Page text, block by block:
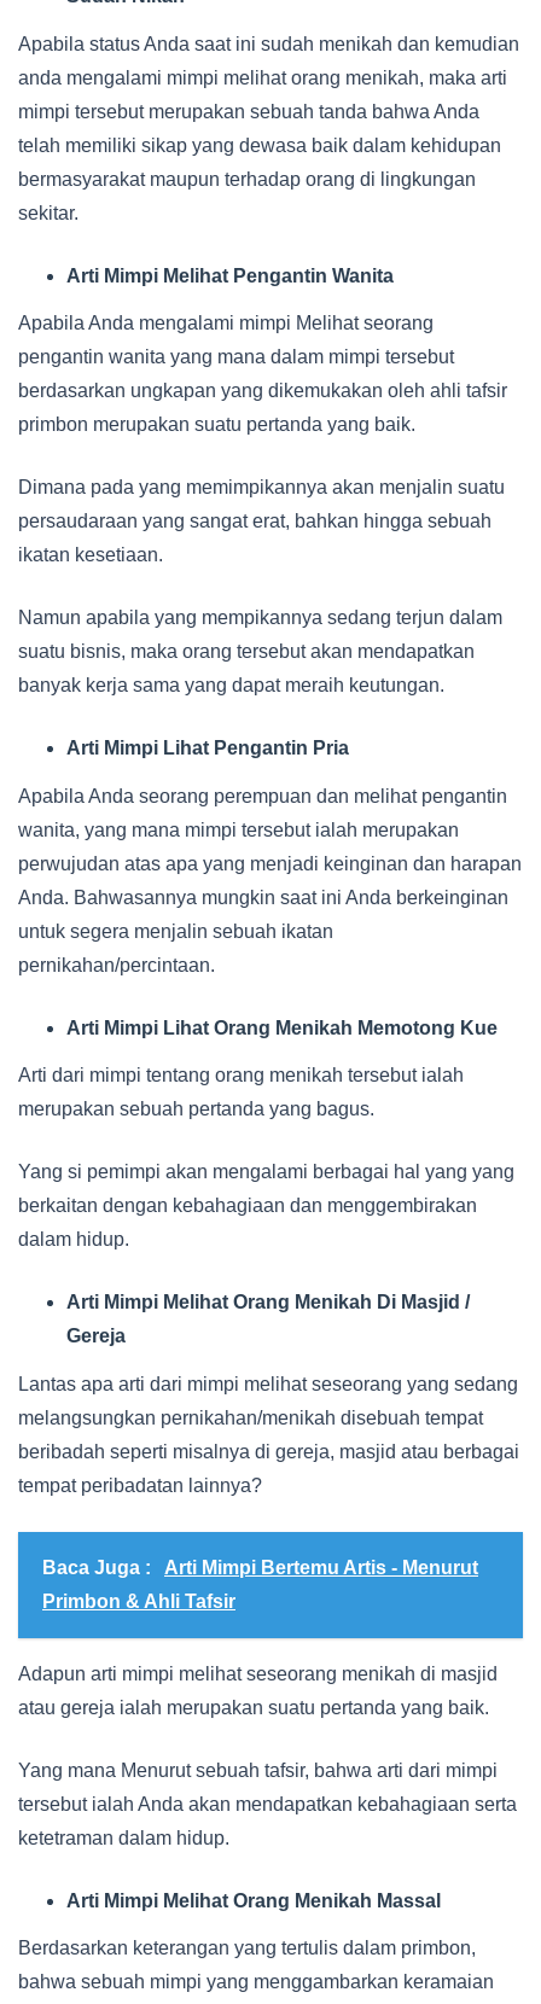
Apabila status Anda saat ini sudah menikah dan kemudian
anda mengalami mimpi melihat orang menikah, maka arti
mimpi tersebut merupakan sebuah tanda bahwa Anda
telah memiliki sikap yang dewasa baik dalam kehidupan
bermasyarakat maupun terhadap orang di lingkungan
sekitar.
Arti Mimpi Melihat Pengantin Wanita
Apabila Anda mengalami mimpi Melihat seorang
pengantin wanita yang mana dalam mimpi tersebut
berdasarkan ungkapan yang dikemukakan oleh ahli tafsir
primbon merupakan suatu pertanda yang baik.
Dimana pada yang memimpikannya akan menjalin suatu
persaudaraan yang sangat erat, bahkan hingga sebuah
ikatan kesetiaan.
Namun apabila yang mempikannya sedang terjun dalam
suatu bisnis, maka orang tersebut akan mendapatkan
banyak kerja sama yang dapat meraih keutungan.
Arti Mimpi Lihat Pengantin Pria
Apabila Anda seorang perempuan dan melihat pengantin
wanita, yang mana mimpi tersebut ialah merupakan
perwujudan atas apa yang menjadi keinginan dan harapan
Anda. Bahwasannya mungkin saat ini Anda berkeinginan
untuk segera menjalin sebuah ikatan
pernikahan/percintaan.
Arti Mimpi Lihat Orang Menikah Memotong Kue
Arti dari mimpi tentang orang menikah tersebut ialah
merupakan sebuah pertanda yang bagus.
Yang si pemimpi akan mengalami berbagai hal yang yang
berkaitan dengan kebahagiaan dan menggembirakan
dalam hidup.
Arti Mimpi Melihat Orang Menikah Di Masjid /
Gereja
Lantas apa arti dari mimpi melihat seseorang yang sedang
melangsungkan pernikahan/menikah disebuah tempat
beribadah seperti misalnya di gereja, masjid atau berbagai
tempat peribadatan lainnya?
Baca Juga :
Arti Mimpi Bertemu Artis - Menurut
Primbon & Ahli Tafsir
Adapun arti mimpi melihat seseorang menikah di masjid
atau gereja ialah merupakan suatu pertanda yang baik.
Yang mana Menurut sebuah tafsir, bahwa arti dari mimpi
tersebut ialah Anda akan mendapatkan kebahagiaan serta
ketetraman dalam hidup.
Arti Mimpi Melihat Orang Menikah Massal
Berdasarkan keterangan yang tertulis dalam primbon,
bahwa sebuah mimpi yang menggambarkan keramaian